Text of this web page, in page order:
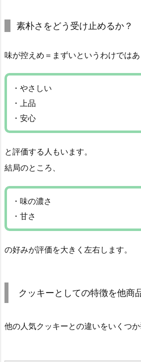
素朴さをどう受け止めるか？
味が控えめ＝まずいというわけではあ
・やさしい
・上品
・安心
と評価する人もいます。
結局のところ、
・味の濃さ
・甘さ
の好みが評価を大きく左右します。
クッキーとしての特徴を他商
他の人気クッキーとの違いをいくつか